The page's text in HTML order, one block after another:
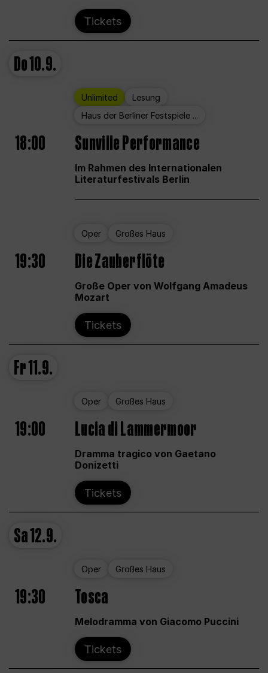
Tickets
Do10.9.
Unlimited
Lesung
Haus der Berliner Festspiele ...
18:00 Sunville Performance
Im Rahmen des Internationalen
Literaturfestivals Berlin
Oper Großes Haus
19:30 Die Zauberflöte
Große Oper von Wolfgang Amadeus
Mozart
Tickets
Fr11.9.
Oper Großes Haus
19:00 Lucia di Lammermoor
Dramma tragico von Gaetano
Donizetti
Tickets
Sa12.9.
Oper Großes Haus
19:30 Tosca
Melodramma von Giacomo Puccini
Tickets